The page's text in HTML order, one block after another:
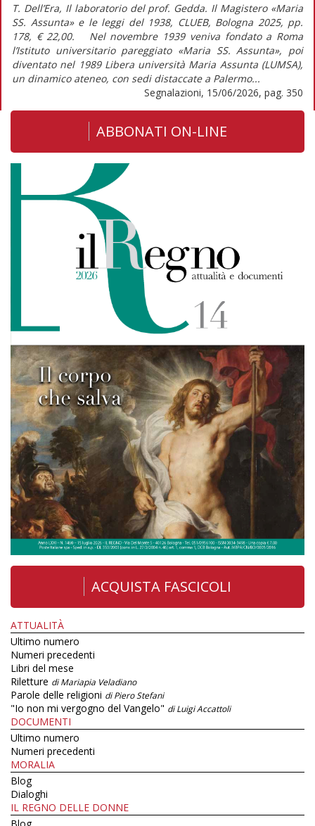
T. Dell’Era, Il laboratorio del prof. Gedda. Il Magistero «Maria
SS. Assunta» e le leggi del 1938, CLUEB, Bologna 2025, pp.
178, € 22,00. Nel novembre 1939 veniva fondato a Roma
l’Istituto universitario pareggiato «Maria SS. Assunta», poi
diventato nel 1989 Libera università Maria Assunta (LUMSA),
un dinamico ateneo, con sedi distaccate a Palermo...
Segnalazioni, 15/06/2026, pag. 350
ABBONATI ON-LINE
ACQUISTA FASCICOLI
ATTUALITÀ
Ultimo numero
Numeri precedenti
Libri del mese
Riletture di Mariapia Veladiano
Parole delle religioni di Piero Stefani
"Io non mi vergogno del Vangelo" di Luigi Accattoli
DOCUMENTI
Ultimo numero
Numeri precedenti
MORALIA
Blog
Dialoghi
IL REGNO DELLE DONNE